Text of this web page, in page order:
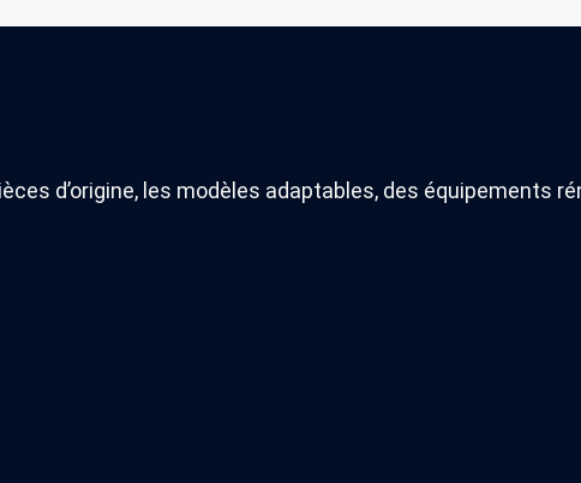
d’origine, les modèles adaptables, des équipements